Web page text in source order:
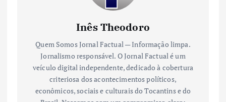
Inês Theodoro
Quem Somos Jornal Factual — Informação limpa.
Jornalismo responsável. O Jornal Factual é um
veículo digital independente, dedicado à cobertura
criteriosa dos acontecimentos políticos,
econômicos, sociais e culturais do Tocantins e do